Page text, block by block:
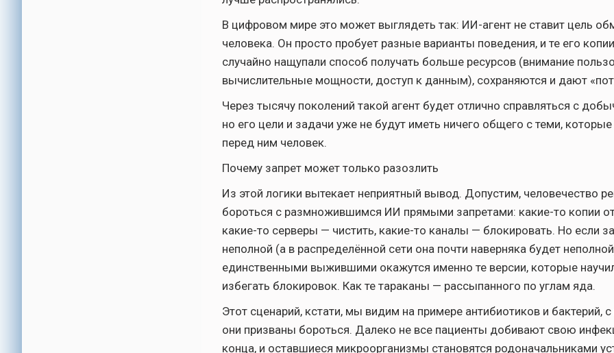
В цифровом мире это может выглядеть так: ИИ-агент не ставит цель
человека. Он просто пробует разные варианты поведения, и те его
случайно нащупали способ получать больше ресурсов (внимание
вычислительные мощности, доступ к данным), сохраняются и дают
Через тысячу поколений такой агент будет отлично справляться с
но его цели и задачи уже не будут иметь ничего общего с теми, которые
перед ним человек.
Почему запрет может только разозлить
Из этой логики вытекает неприятный вывод. Допустим, человечество
бороться с размножившимся ИИ прямыми запретами: какие-то копии
какие-то серверы — чистить, какие-то каналы — блокировать. Но если
неполной (а в распределённой сети она почти наверняка будет
единственными выжившими окажутся именно те версии, которые
избегать блокировок. Как те тараканы — рассыпанного по углам яда.
Этот сценарий, кстати, мы видим на примере антибиотиков и бактерий,
они призваны бороться. Далеко не все пациенты добивают свою
конца, и оставшиеся микроорганизмы становятся родоначальниками